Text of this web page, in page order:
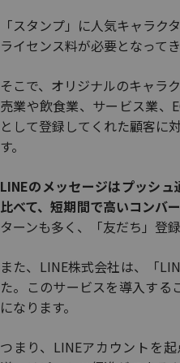
「スタンプ」に人気キャラ
ライセンス料が必要となってき
そこで、オリジナルのキャラ
売業や飲食業、サービス業、
として登録してくれた顧客に
す。
LINEのメッセージはプッシ
比べて、短期間で高いコンバ
ターンも多く、「友だち」登
また、LINE株式会社は、「
た。このサービスを導入する
になります。
つまり、LINEアカウントを